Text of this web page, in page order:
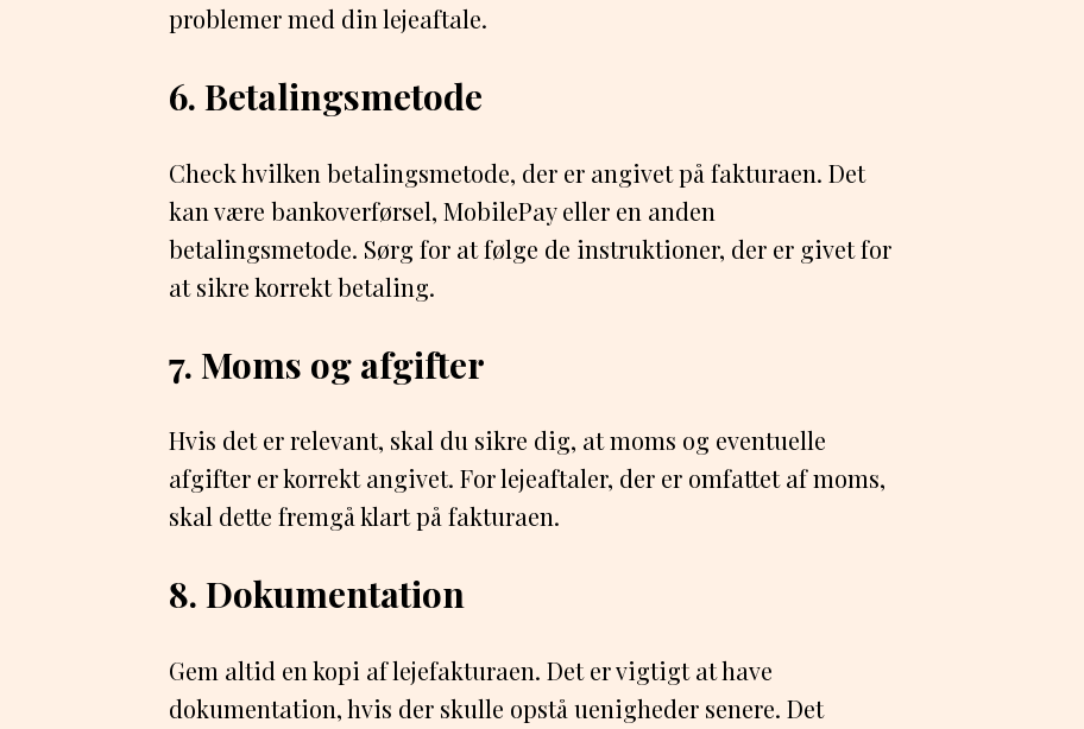
problemer med din lejeaftale.
6. Betalingsmetode
Check hvilken betalingsmetode, der er angivet på fakturaen. Det
kan være bankoverførsel, MobilePay eller en anden
betalingsmetode. Sørg for at følge de instruktioner, der er givet for
at sikre korrekt betaling.
7. Moms og afgifter
Hvis det er relevant, skal du sikre dig, at moms og eventuelle
afgifter er korrekt angivet. For lejeaftaler, der er omfattet af moms,
skal dette fremgå klart på fakturaen.
8. Dokumentation
Gem altid en kopi af lejefakturaen. Det er vigtigt at have
dokumentation, hvis der skulle opstå uenigheder senere. Det